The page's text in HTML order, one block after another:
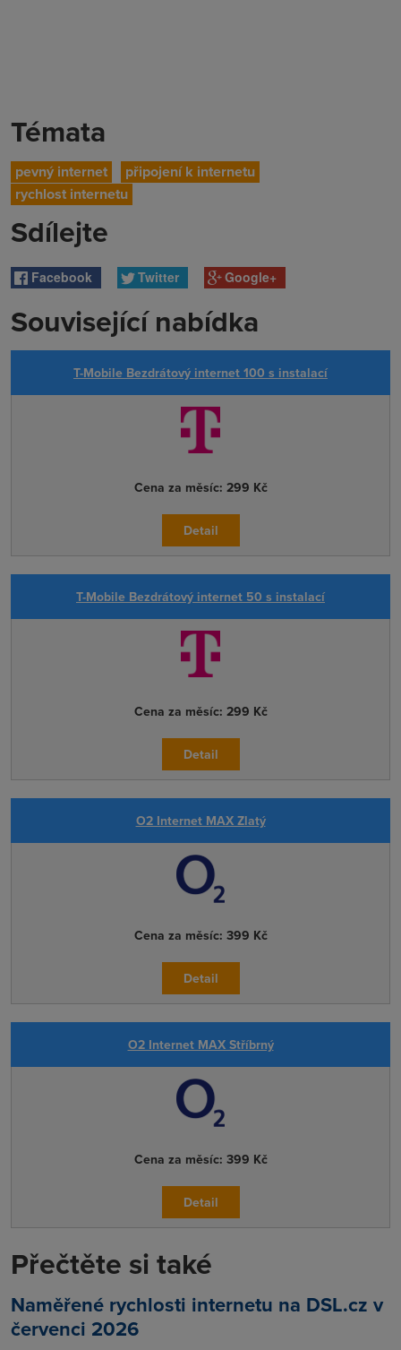
Témata
pevný internet
připojení k internetu
rychlost internetu
Sdílejte
Facebook Twitter Google+
Související nabídka
T-Mobile Bezdrátový internet 100 s instalací
Cena za měsíc: 299 Kč
Detail
T-Mobile Bezdrátový internet 50 s instalací
Cena za měsíc: 299 Kč
Detail
O2 Internet MAX Zlatý
Cena za měsíc: 399 Kč
Detail
O2 Internet MAX Stříbrný
Cena za měsíc: 399 Kč
Detail
Přečtěte si také
Naměřené rychlosti internetu na DSL.cz v
červenci 2026